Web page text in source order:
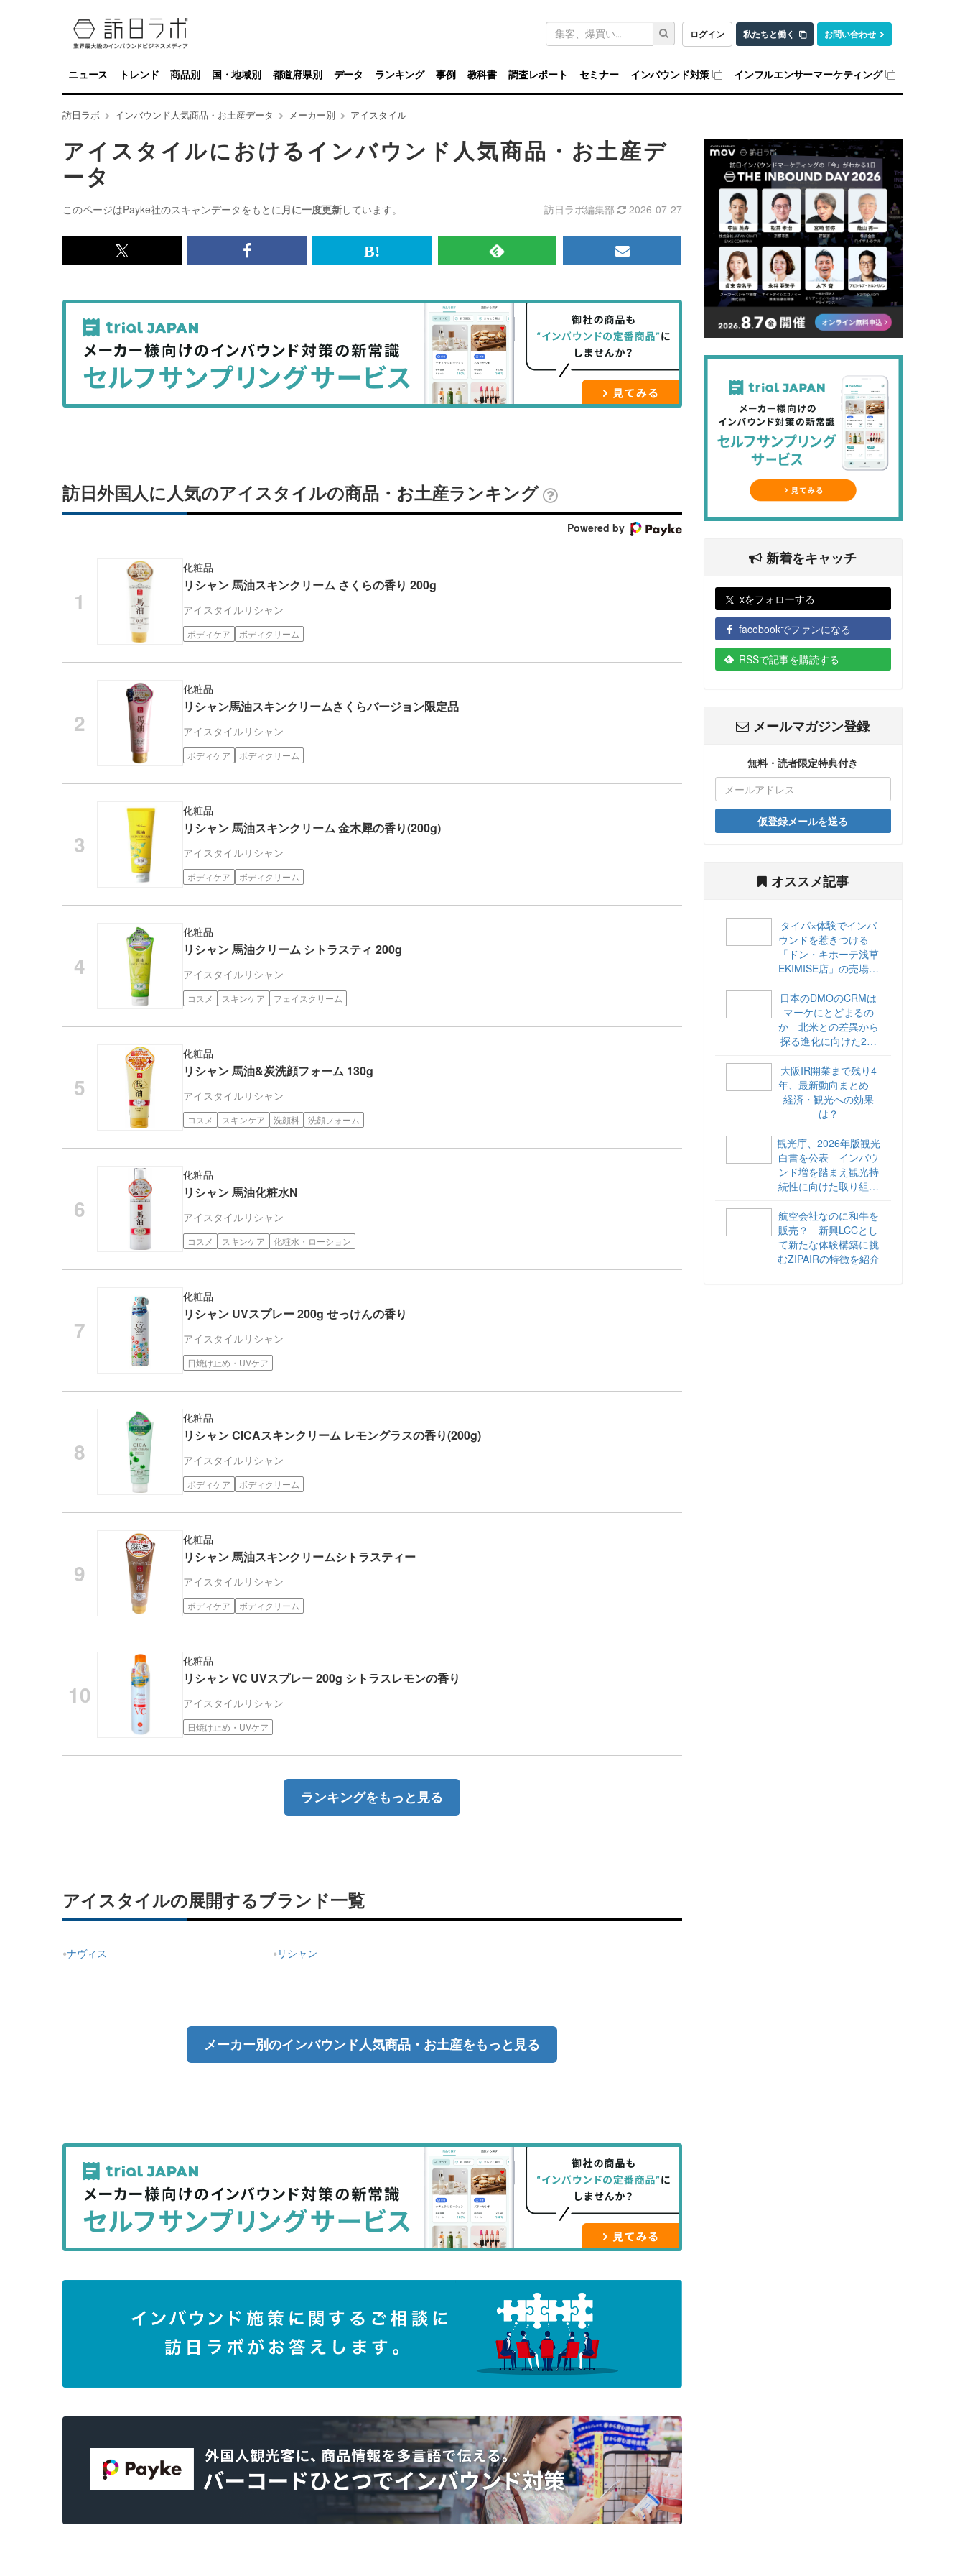
ログイン 私たちと働く お問い合わせ
キ
ワ
ド
検
索
ニュース トレンド 商品別 国・地域別 都道府県別 データ ランキング 事例 教科書 調査レポート セミナー インバウンド対策 インフルエンサーマーケティング
訪日ラボ インバウンド人気商品・お土産データ メーカー別 アイスタイル
アイスタイルにおけるインバウンド人気商品・お土産デ
ータ
このページはPayke社のスキャンデータをもとに月に一度更新しています。 訪日ラボ編集部 2026-07-27
x<br>
記
事
を
シ
ェ
Facebook<br>
記
を
シ
ェ
は
な
ッ
ク
マ
追
加
RSS
記
事
を
購
読
メ
マ
ガ
登
録
す
訪日外国人に人気のアイスタイルの商品・お土産ランキング
Powered by
化粧品
リシャン 馬油スキンクリーム さくらの香り 200g
アイスタイルリシャン
ボディケア ボディクリーム
化粧品
リシャン馬油スキンクリームさくらバージョン限定品
アイスタイルリシャン
ボディケア ボディクリーム
化粧品
リシャン 馬油スキンクリーム 金木犀の香り(200g)
アイスタイルリシャン
ボディケア ボディクリーム
化粧品
リシャン 馬油クリーム シトラスティ 200g
アイスタイルリシャン
コスメ スキンケア フェイスクリーム
化粧品
リシャン 馬油&炭洗顔フォーム 130g
アイスタイルリシャン
コスメ スキンケア 洗顔料 洗顔フォーム
化粧品
リシャン 馬油化粧水N
アイスタイルリシャン
コスメ スキンケア 化粧水・ローション
化粧品
リシャン UVスプレー 200g せっけんの香り
アイスタイルリシャン
日焼け止め・UVケア
化粧品
リシャン CICAスキンクリーム レモングラスの香り(200g)
アイスタイルリシャン
ボディケア ボディクリーム
化粧品
リシャン 馬油スキンクリームシトラスティー
アイスタイルリシャン
ボディケア ボディクリーム
化粧品
リシャン VC UVスプレー 200g シトラスレモンの香り
アイスタイルリシャン
日焼け止め・UVケア
ランキングをもっと見る
アイスタイルの展開するブランド一覧
ナヴィス リシャン
メーカー別のインバウンド人気商品・お土産をもっと見る
新着をキャッチ
xをフォローする
facebookでファンになる
RSSで記事を購読する
メールマガジン登録
無料・読者限定特典付き
仮登録メールを送る
オススメ記事
タイパ×体験でインバ
ウンドを惹きつける
「ドン・キホーテ浅草
EKIMISE店」の売場づ
日本のDMOのCRMは
マーケにとどまるの
か 北米との差異から
探る進化に向けた2ス
海外DMOのリアル
vol.6】
大阪IR開業まで残り4
年、最新動向まとめ
経済・観光への効果
は？
観光庁、2026年版観光
白書を公表 インバウ
ンド増を踏まえ観光持
続性に向けた取り組み
航空会社なのに和牛を
販売？ 新興LCCとし
て新たな体験構築に挑
むZIPAIRの特徴を紹介